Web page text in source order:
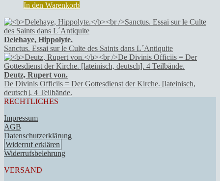
In den Warenkorb
Delehaye, Hippolyte.
Sanctus. Essai sur le Culte des Saints dans L´Antiquite
Deutz, Rupert von.
De Divinis Officiis = Der Gottesdienst der Kirche. [lateinisch,
deutsch]. 4 Teilbände.
RECHTLICHES
Impressum
AGB
Datenschutzerklärung
Widerruf erklären
Widerrufsbelehrung
VERSAND